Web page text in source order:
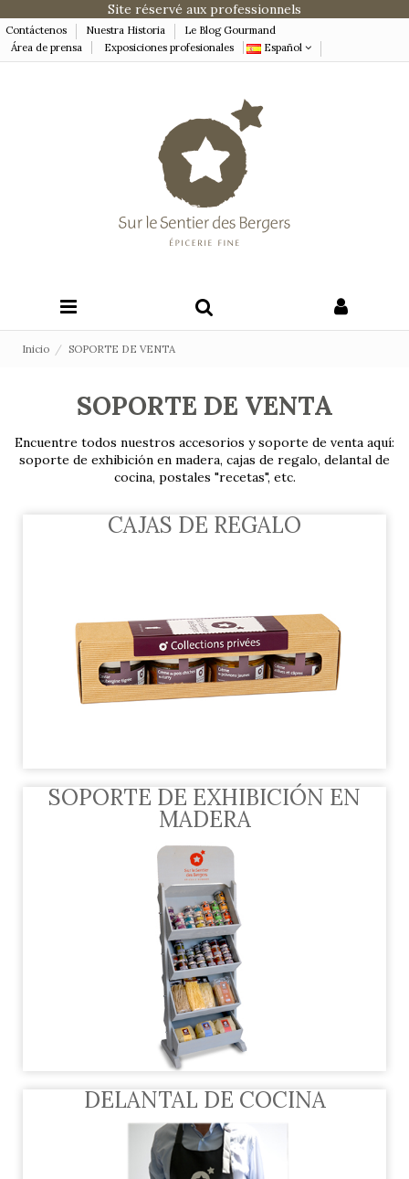
Site réservé aux professionnels
Contáctenos Nuestra Historia
Le Blog Gourmand
Área de prensa
Exposiciones profesionales Español
Inicio SOPORTE DE VENTA
SOPORTE DE VENTA
Encuentre todos nuestros accesorios y soporte de venta aquí:
soporte de exhibición en madera, cajas de regalo, delantal de
cocina, postales "recetas", etc.
CAJAS DE REGALO
SOPORTE DE EXHIBICIÓN EN
MADERA
DELANTAL DE COCINA